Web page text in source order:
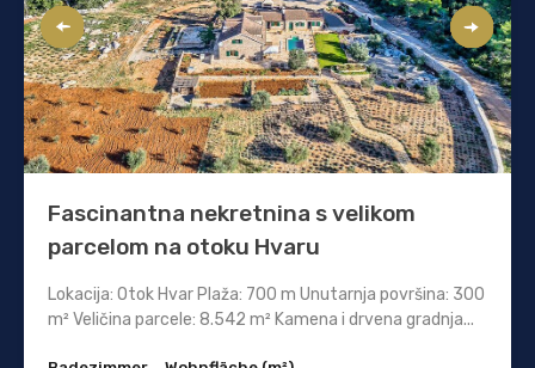
Fascinantna nekretnina s velikom
parcelom na otoku Hvaru
Lokacija: Otok Hvar Plaža: 700 m Unutarnja površina: 300
m² Veličina parcele: 8.542 m² Kamena i drvena gradnja...